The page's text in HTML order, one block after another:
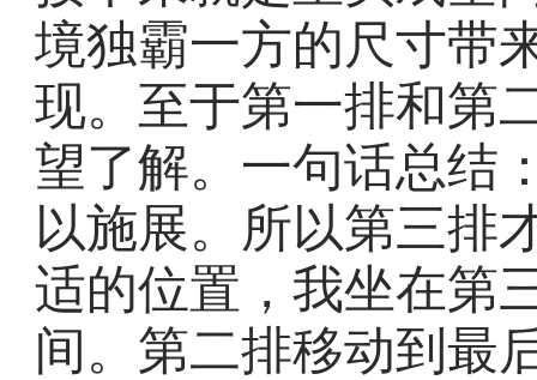
境独霸一方的尺寸带
现。至于第一排和第
望了解。一句话总结
以施展。所以第三排
适的位置，我坐在第
间。第二排移动到最